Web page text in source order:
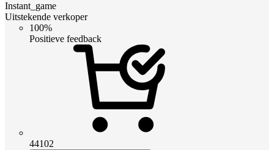
Instant_game
Uitstekende verkoper
100%
Positieve feedback
44102